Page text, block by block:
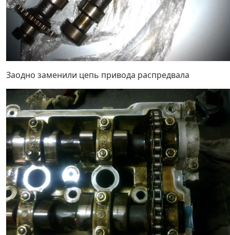
Заодно заменили цепь привода распредвала